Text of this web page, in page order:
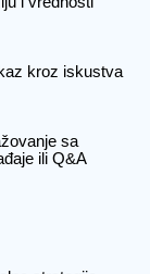
kroz iskustva
sa
ili Q&A